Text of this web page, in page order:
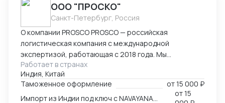
ООО "ПРОСКО"
Санкт-Петербург, Россия
О компании PROSCO PROSCO — российская
логистическая компания с международной
экспертизой, работающая с 2018 года. Мы
предоставляем полный цикл логистических и
внешнеэкономических услуг: от международных
перевозок и таможенного оформления до
сопровождения и контрактной логистики. Основные
Работает в странах
Индия, Китай
Таможенное оформление
от15 000 ₽
от15